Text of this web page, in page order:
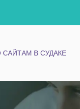
В СУДАКЕ